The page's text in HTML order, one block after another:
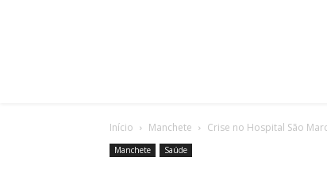
Início Manchete Crise no Hospital São
Manchete Saúde